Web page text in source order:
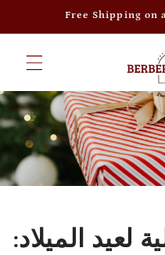
Skip toFree Shipping on
لعيد الميلاد: